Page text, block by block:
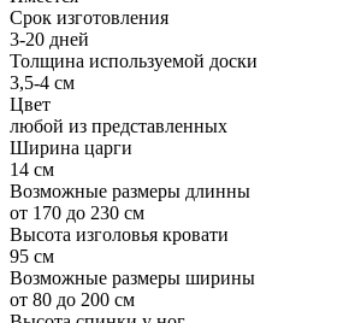
Срок изготовления
3-20 дней
Толщина используемой доски
3,5-4 см
Цвет
любой из представленных
Ширина царги
14 см
Возможные размеры длинны
от 170 до 230 см
Высота изголовья кровати
95 см
Возможные размеры ширины
от 80 до 200 см